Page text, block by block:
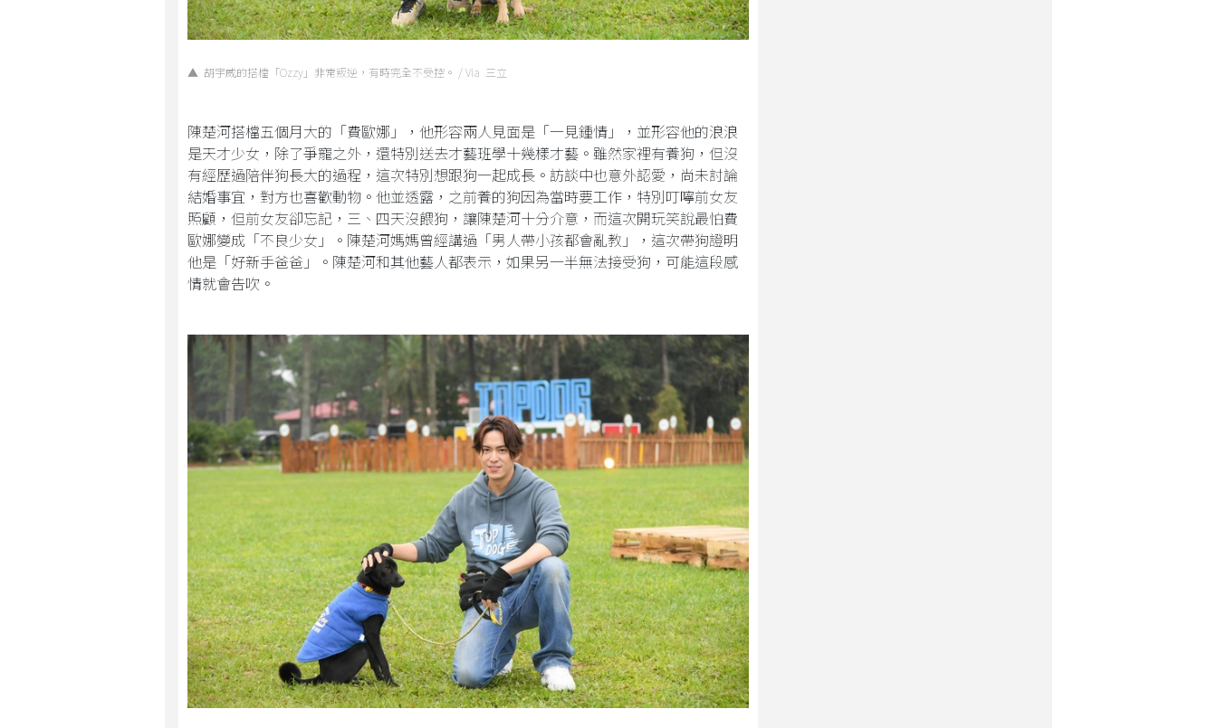
▲ 胡宇威的搭檔「Ozzy」非常叛逆，有時完全不受控。 / Via 三立
陳楚河搭檔五個月大的「費歐娜」，他形容兩人見面是「一見鍾情」，並形容他的浪浪
是天才少女，除了爭寵之外，還特別送去才藝班學十幾樣才藝。雖然家裡有養狗，但沒
有經歷過陪伴狗長大的過程，這次特別想跟狗一起成長。訪談中也意外認愛，尚未討論
結婚事宜，對方也喜歡動物。他並透露，之前養的狗因為當時要工作，特別叮嚀前女友
照顧，但前女友卻忘記，三、四天沒餵狗，讓陳楚河十分介意，而這次開玩笑說最怕費
歐娜變成「不良少女」。陳楚河媽媽曾經講過「男人帶小孩都會亂教」，這次帶狗證明
他是「好新手爸爸」。陳楚河和其他藝人都表示，如果另一半無法接受狗，可能這段感
情就會告吹。